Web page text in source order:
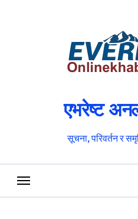
एभरेष्ट
सूचना, परिवर्तन र